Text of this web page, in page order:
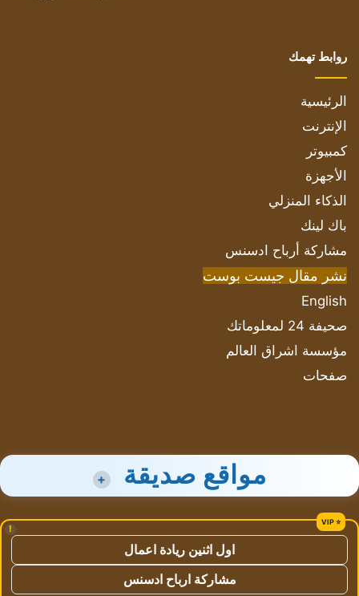
روابط تهمك
الرئيسية
الإنترنت
كمبيوتر
الأجهزة
الذكاء المنزلي
باك لينك
مشاركة أرباح ادسنس
نشر مقال جيست بوست
English
صحيفة 24 لمعلوماتك
مؤسسة اشراق العالم
صفحات
مواقع صديقة +
!
اول اثنين ريادة اعمال
مشاركة ارباح ادسنس